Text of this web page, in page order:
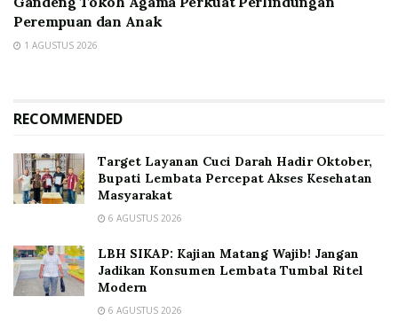
Perempuan dan Anak
1 AGUSTUS 2026
RECOMMENDED
Target Layanan Cuci Darah Hadir Oktober,
Bupati Lembata Percepat Akses Kesehatan
Masyarakat
6 AGUSTUS 2026
LBH SIKAP: Kajian Matang Wajib! Jangan
Jadikan Konsumen Lembata Tumbal Ritel
Modern
6 AGUSTUS 2026